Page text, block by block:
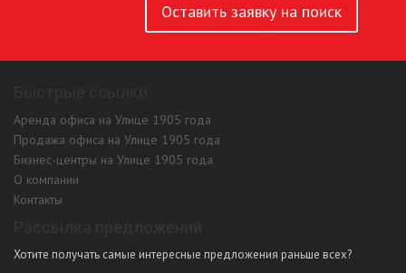
Оставить заявку на поиск
Аренда офиса на Улице 1905 года
Продажа офиса на Улице 1905 года
Бизнес-центры на Улице 1905 года
О компании
Контакты
Хотите получать самые интересные предложения раньше всех?